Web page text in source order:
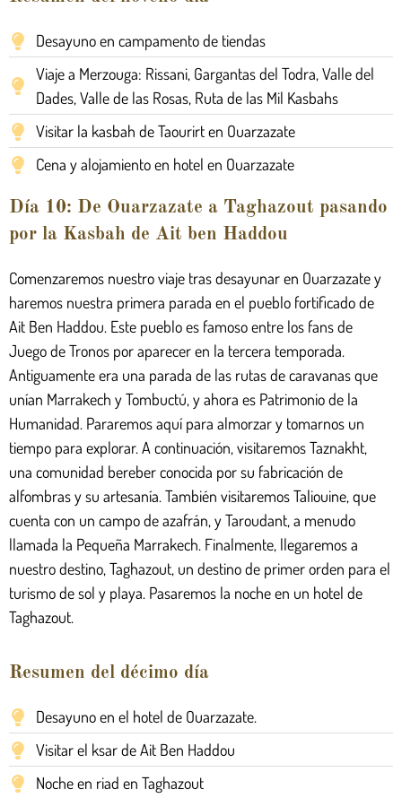
Desayuno en campamento de tiendas
Viaje a Merzouga: Rissani, Gargantas del Todra, Valle del
Dades, Valle de las Rosas, Ruta de las Mil Kasbahs
Visitar la kasbah de Taourirt en Ouarzazate
Cena y alojamiento en hotel en Ouarzazate
Día 10: De Ouarzazate a Taghazout pasando
por la Kasbah de Ait ben Haddou
Comenzaremos nuestro viaje tras desayunar en Ouarzazate y
haremos nuestra primera parada en el pueblo fortificado de
Ait Ben Haddou. Este pueblo es famoso entre los fans de
Juego de Tronos por aparecer en la tercera temporada.
Antiguamente era una parada de las rutas de caravanas que
unían Marrakech y Tombuctú, y ahora es Patrimonio de la
Humanidad. Pararemos aquí para almorzar y tomarnos un
tiempo para explorar. A continuación, visitaremos Taznakht,
una comunidad bereber conocida por su fabricación de
alfombras y su artesanía. También visitaremos Taliouine, que
cuenta con un campo de azafrán, y Taroudant, a menudo
llamada la Pequeña Marrakech. Finalmente, llegaremos a
nuestro destino, Taghazout, un destino de primer orden para el
turismo de sol y playa. Pasaremos la noche en un hotel de
Taghazout.
Resumen del décimo día
Desayuno en el hotel de Ouarzazate.
Visitar el ksar de Ait Ben Haddou
Noche en riad en Taghazout